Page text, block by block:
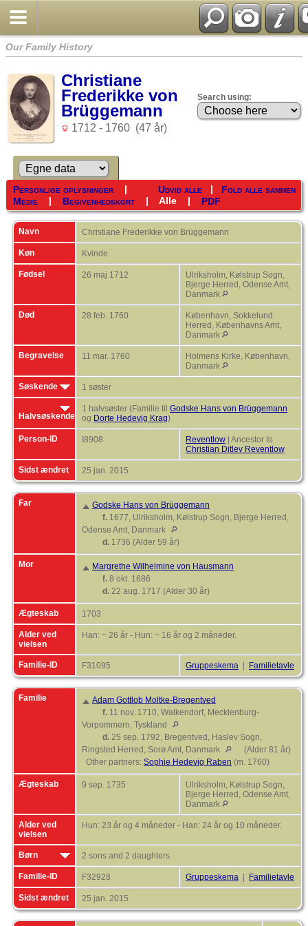
Our Family History
Christiane
Frederikke von
Brüggemann
1712 - 1760 (47 år)
Search using:
Udvid alle | Fold alle sammen
Personlige oplysninger|
Medie | Begivenhedskort| Alle| PDF
Navn Christiane Frederikke von Brüggemann
Køn Kvinde
Fødsel 26 maj 1712
Ulriksholm, Kølstrup Sogn,
Bjerge Herred, Odense Amt,
Danmark
Død 28 feb. 1760
København, Sokkelund
Herred, Københavns Amt,
Danmark
Begravelse 11 mar. 1760
Holmens Kirke, København,
Danmark
Søskende 1 søster
Halvsøskende
1 halvsøster (Familie til Godske Hans von Brüggemann
og Dorte Hedevig Krag)
Person-ID I8908 Reventlow | Ancestor to
Christian Ditlev Reventlow
Sidst ændret 25 jan. 2015
Far
Godske Hans von Brüggemann
f. 1677, Ulriksholm, Kølstrup Sogn, Bjerge Herred,
Odense Amt, Danmark
d. 1736 (Alder 59 år)
Mor
Margrethe Wilhelmine von Hausmann
f. 8 okt. 1686
d. 22 aug. 1717 (Alder 30 år)
Ægteskab 1703
Alder ved
vielsen
Han: ~ 26 år - Hun: ~ 16 år og 2 måneder.
Familie-ID F31095 Gruppeskema Familietavle
Familie
Adam Gottlob Moltke-Bregentved
f. 11 nov. 1710, Walkendorf, Mecklenburg-
Vorpommern, Tyskland
d. 25 sep. 1792, Bregentved, Haslev Sogn,
Ringsted Herred, Sorø Amt, Danmark
(Alder 81 år)
Other partners: Sophie Hedevig Raben (m. 1760)
Ægteskab 9 sep. 1735
Ulriksholm, Kølstrup Sogn,
Bjerge Herred, Odense Amt,
Danmark
Alder ved
vielsen
Hun: 23 år og 4 måneder - Han: 24 år og 10 måneder.
Børn 2 sons and 2 daughters
Familie-ID F32928 Gruppeskema Familietavle
Sidst ændret 25 jan. 2015